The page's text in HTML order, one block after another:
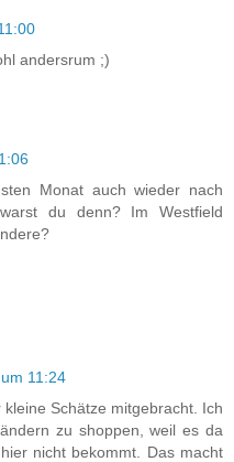
andersrum ;)
Monat auch wieder nach
du denn? Im Westfield
11:24
Schätze mitgebracht. Ich
zu shoppen, weil es da
nicht bekommt. Das macht